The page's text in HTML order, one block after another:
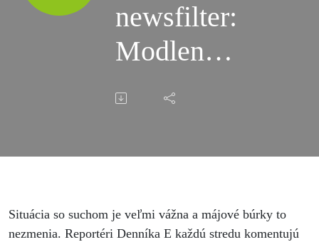
newsfilter:
Modlenie
za dážď
nebude.
mala
Situácia so suchom je veľmi vážna a májové búrky to
nezmenia. Reportéri Denníka E každú stredu komentujú